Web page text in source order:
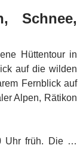
Schnee,
Hüttentour in
auf die wilden
Fernblick auf
Alpen, Rätikon
Uhr früh. Die …